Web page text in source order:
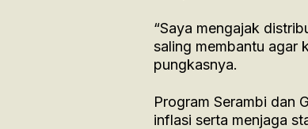
“Saya mengajak
saling membantu agar
pungkasnya.
Program Serambi dan
inflasi serta menjaga